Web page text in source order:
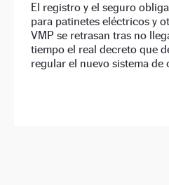
El registro y el seguro
para patinetes eléctricos y
VMP se retrasan tras no
tiempo el real decreto que
regular el nuevo sistema de